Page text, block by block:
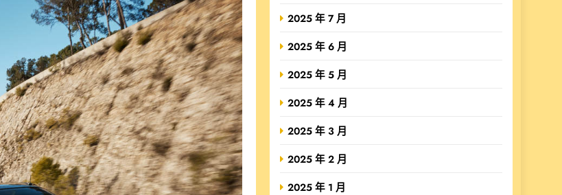
2025 年 7 月
2025 年 6 月
2025 年 5 月
2025 年 4 月
2025 年 3 月
2025 年 2 月
2025 年 1 月